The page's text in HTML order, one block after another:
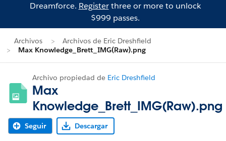
Dreamforce. Registerthree or more to unlock
$999 passes.
Archivos
Archivos de Eric Dreshfield
Max Knowledge_Brett_IMG(Raw).png
Archivo propiedad de Eric Dreshfield
Max
Knowledge_Brett_IMG(Raw).png
Seguir Descargar